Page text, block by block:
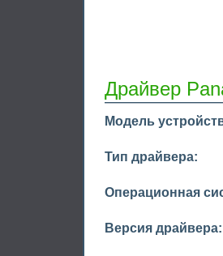
Драйвер
Модель
Тип драйвера:
Операционная
Версия драйвера: